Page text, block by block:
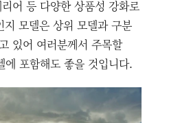
어 등 다양한 상품성 강화로
모델은 상위 모델과 구분
있어 여러분께서 주목할
포함해도 좋을 것입니다.